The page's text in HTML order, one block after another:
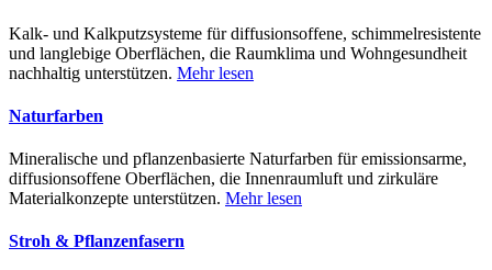
Kalk- und Kalkputzsysteme für diffusionsoffene, schimmelresistente
und langlebige Oberflächen, die Raumklima und Wohngesundheit
nachhaltig unterstützen. Mehr lesen
Naturfarben
Mineralische und pflanzenbasierte Naturfarben für emissionsarme,
diffusionsoffene Oberflächen, die Innenraumluft und zirkuläre
Materialkonzepte unterstützen. Mehr lesen
Stroh & Pflanzenfasern